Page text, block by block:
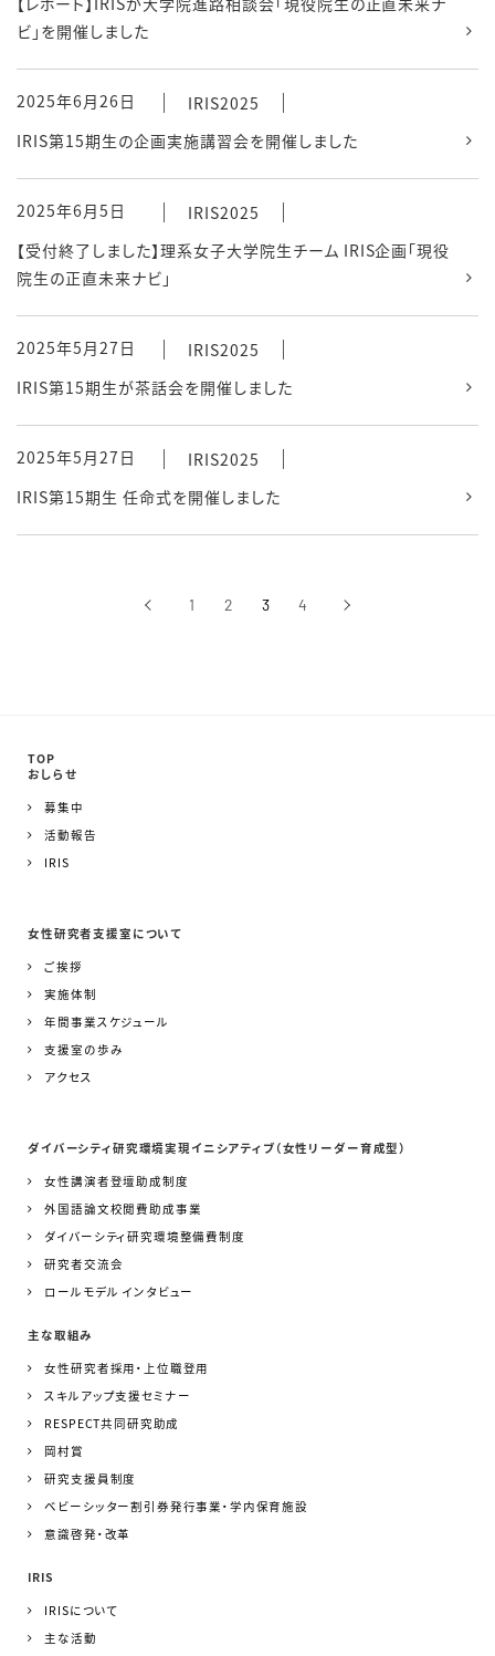
ビ」を開催しました
2025年6月26日
IRIS2025
IRIS第15期生の企画実施講習会を開催しました
2025年6月5日
IRIS2025
【受付終了しました】理系女子大学院生チーム IRIS企画「現役
院生の正直未来ナビ」
2025年5月27日
IRIS2025
IRIS第15期生が茶話会を開催しました
2025年5月27日
IRIS2025
IRIS第15期生 任命式を開催しました
‹前へ 1 2 3 4 ›次へ
TOP
おしらせ
募集中
活動報告
IRIS
女性研究者支援室について
ご挨拶
実施体制
年間事業スケジュール
支援室の歩み
アクセス
ダイバーシティ研究環境実現イニシアティブ（女性リーダー育成型）
女性講演者登壇助成制度
外国語論文校閲費助成事業
ダイバーシティ研究環境整備費制度
研究者交流会
ロールモデル インタビュー
主な取組み
女性研究者採用・上位職登用
スキルアップ支援セミナー
RESPECT共同研究助成
岡村賞
研究支援員制度
ベビーシッター割引券発行事業・学内保育施設
意識啓発・改革
IRIS
IRISについて
主な活動